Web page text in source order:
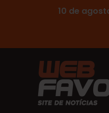
10 de